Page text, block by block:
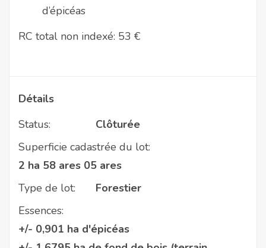
d’épicéas
RC total non indexé: 53 €
Détails
Status:
Clôturée
Superficie cadastrée du lot:
2 ha 58 ares 05 ares
Type de lot:
Forestier
Essences:
+/- 0,901 ha d'épicéas